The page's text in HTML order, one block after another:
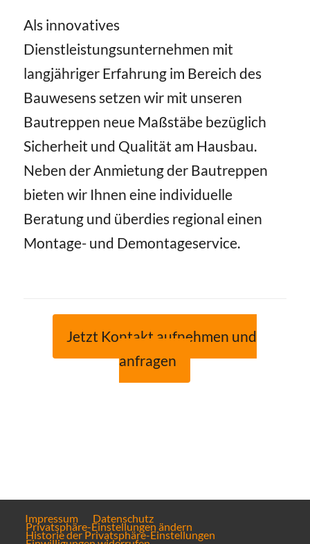
Als innovatives
Dienstleistungsunternehmen mit
langjähriger Erfahrung im Bereich des
Bauwesens setzen wir mit unseren
Bautreppen neue Maßstäbe bezüglich
Sicherheit und Qualität am Hausbau.
Neben der Anmietung der Bautreppen
bieten wir Ihnen eine individuelle
Beratung und überdies regional einen
Montage- und Demontageservice.
Jetzt Kontakt aufnehmen und
anfragen
Impressum Datenschutz
Privatsphäre-Einstellungen ändern
Historie der Privatsphäre-Einstellungen